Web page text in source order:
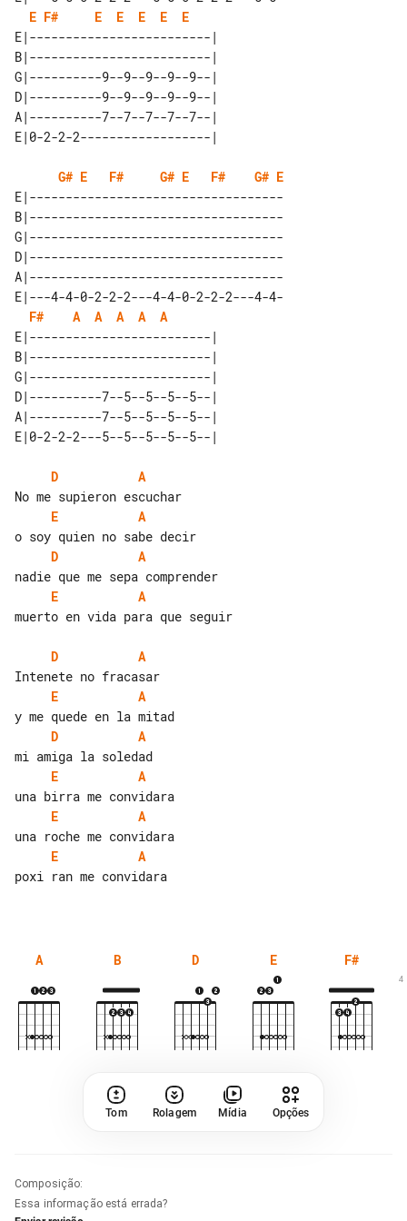
E F# E E E E
E
E|-------------------------|
B|-------------------------|
G|----------9--9--9--9--9--|
D|----------9--9--9--9--9--|
A|----------7--7--7--7--7--|
G# E F# G# E F# G# E
E|-----------------------------------
B|-----------------------------------
G|-----------------------------------
D|-----------------------------------
A|-----------------------------------
E|---4-4-0-2-2-2---4-4-0-2-2-2---4-4-
F#
A A A A
A
E|-------------------------|
B|-------------------------|
G|-------------------------|
D|----------7--5--5--5--5--|
A|----------7--5--5--5--5--|
D
A
E
A
D
A
E
A
muerto en vida para que seguir
D
A
E
A
D
A
E
A
E
A
E
A
poxi ran me convidara
A B D E F#
4
Tom Rolagem Mídia Opções
Composição:
Essa informação está errada?